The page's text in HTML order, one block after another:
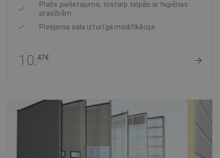
Plašs pielietojums, tostarp telpās ar higiēnas
prasībām
Pieejama sala izturīga modifikācija
10.47€